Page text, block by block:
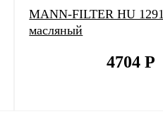
MANN-FILTER HU
масляный
4704Р